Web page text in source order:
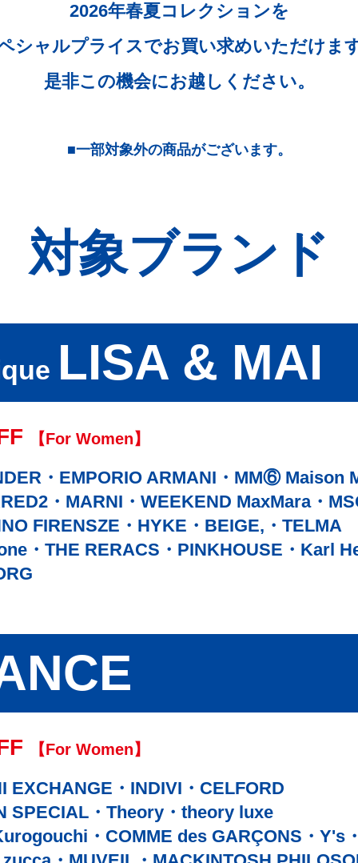
2026年春夏コレクションを
シャルプライスでお買い求めいただけます
是非この機会にお越しください。
■一部対象外の商品がございます。
対象ブランド
LISA & MAI
【For Women】
EMPORIO ARMANI
MM⑥ Maison
MARNI WEEKEND MaxMara
FIRENSZE
HYKE BEIGE,
TELMA
THE RERACS PINKHOUSE
Karl
【For Women】
EXCHANGE INDIVI
CELFORD
SPECIAL
Theory
theory luxe
COMME des GARÇONS Y's